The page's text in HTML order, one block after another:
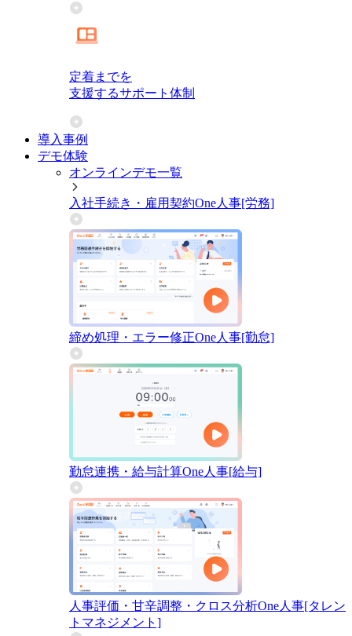
定着までを
支援するサポート体制
導入事例
デモ体験
オンラインデモ一覧
入社手続き・雇用契約One人事[労務]
締め処理・エラー修正One人事[勤怠]
勤怠連携・給与計算One人事[給与]
人事評価・甘辛調整・クロス分析One人事[タレン
トマネジメント]